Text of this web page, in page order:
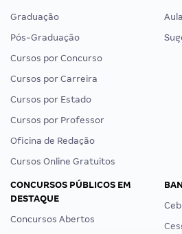
Graduação
Pós-Graduação
Cursos por Concurso
Cursos por Carreira
Cursos por Estado
Cursos por Professor
Oficina de Redação
Cursos Online Gratuitos
CONCURSOS PÚBLICOS EM
DESTAQUE
Concursos Abertos